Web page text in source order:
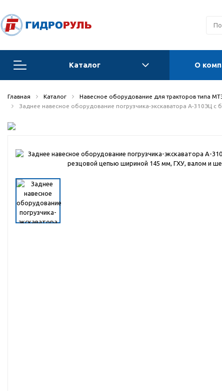
Каталог
Запчасти для техники ОАО Амкодор
Радиаторы, охладители, калориферы,
Гидравлические системы
Гидроцилиндры для спецтехники
О
Главная Каталог Навесное оборудование для тракторов типа
Заднее навесное оборудование погрузчика-экскаватора А-310ЭЦ